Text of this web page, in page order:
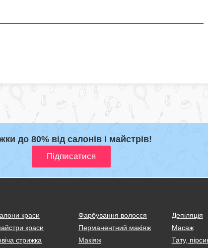
до 80% від салонів і майстрів!
краси
краси
стрижка
Фарбування волосся
Перманентний макіяж
Макіяж
Депіляція
Масаж
Тату,